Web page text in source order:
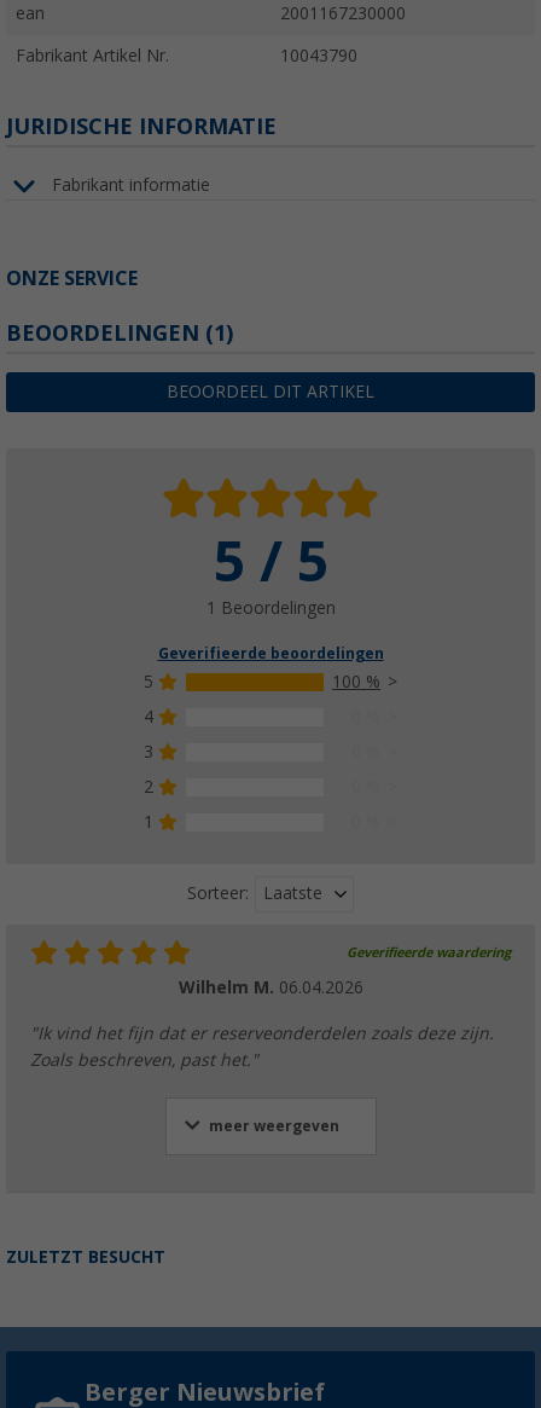
ean 2001167230000
Fabrikant Artikel Nr. 10043790
JURIDISCHE INFORMATIE
Fabrikant informatie
ONZE SERVICE
BEOORDELINGEN (1)
BEOORDEEL DIT ARTIKEL
5 / 5
1 Beoordelingen
Geverifieerde beoordelingen
5
100 %
4
3
2
1
Sorteer: Laatste
Geverifieerde waardering
Wilhelm M. 06.04.2026
"Ik vind het fijn dat er reserveonderdelen zoals deze zijn.
Zoals beschreven, past het."
meer weergeven
ZULETZT BESUCHT
Berger Nieuwsbrief